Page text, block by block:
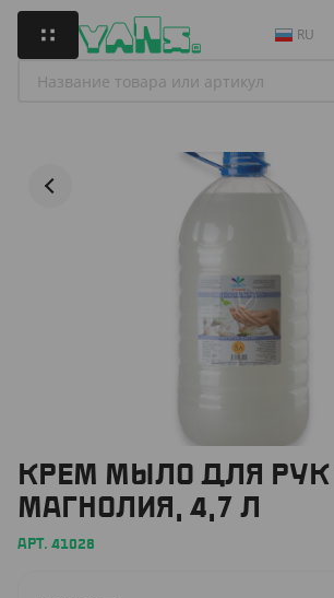
RU
КРЕМ МЫЛО ДЛЯ РУК
МАГНОЛИЯ, 4,7 Л
АРТ. 41028